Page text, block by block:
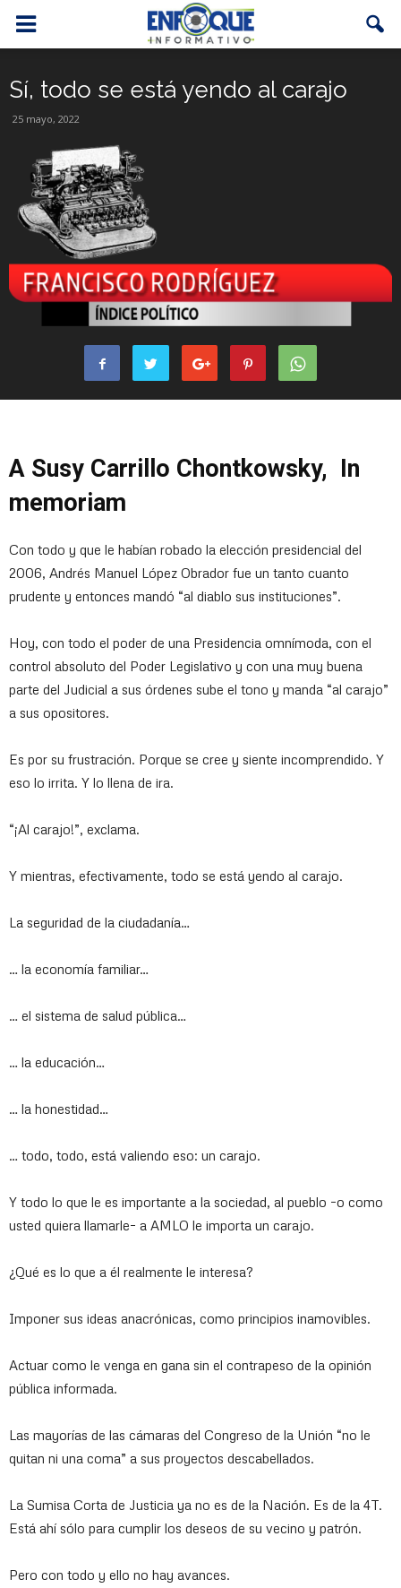
Sí, todo se está yendo al carajo
25 mayo, 2022
A Susy Carrillo Chontkowsky, In
memoriam
Con todo y que le habían robado la elección presidencial del
2006, Andrés Manuel López Obrador fue un tanto cuanto
prudente y entonces mandó “al diablo sus instituciones”.
Hoy, con todo el poder de una Presidencia omnímoda, con el
control absoluto del Poder Legislativo y con una muy buena
parte del Judicial a sus órdenes sube el tono y manda “al carajo”
a sus opositores.
Es por su frustración. Porque se cree y siente incomprendido. Y
eso lo irrita. Y lo llena de ira.
“¡Al carajo!”, exclama.
Y mientras, efectivamente, todo se está yendo al carajo.
La seguridad de la ciudadanía…
… la economía familiar…
… el sistema de salud pública…
… la educación…
… la honestidad…
… todo, todo, está valiendo eso: un carajo.
Y todo lo que le es importante a la sociedad, al pueblo –o como
usted quiera llamarle– a AMLO le importa un carajo.
¿Qué es lo que a él realmente le interesa?
Imponer sus ideas anacrónicas, como principios inamovibles.
Actuar como le venga en gana sin el contrapeso de la opinión
pública informada.
Las mayorías de las cámaras del Congreso de la Unión “no le
quitan ni una coma” a sus proyectos descabellados.
La Sumisa Corta de Justicia ya no es de la Nación. Es de la 4T.
Está ahí sólo para cumplir los deseos de su vecino y patrón.
Pero con todo y ello no hay avances.